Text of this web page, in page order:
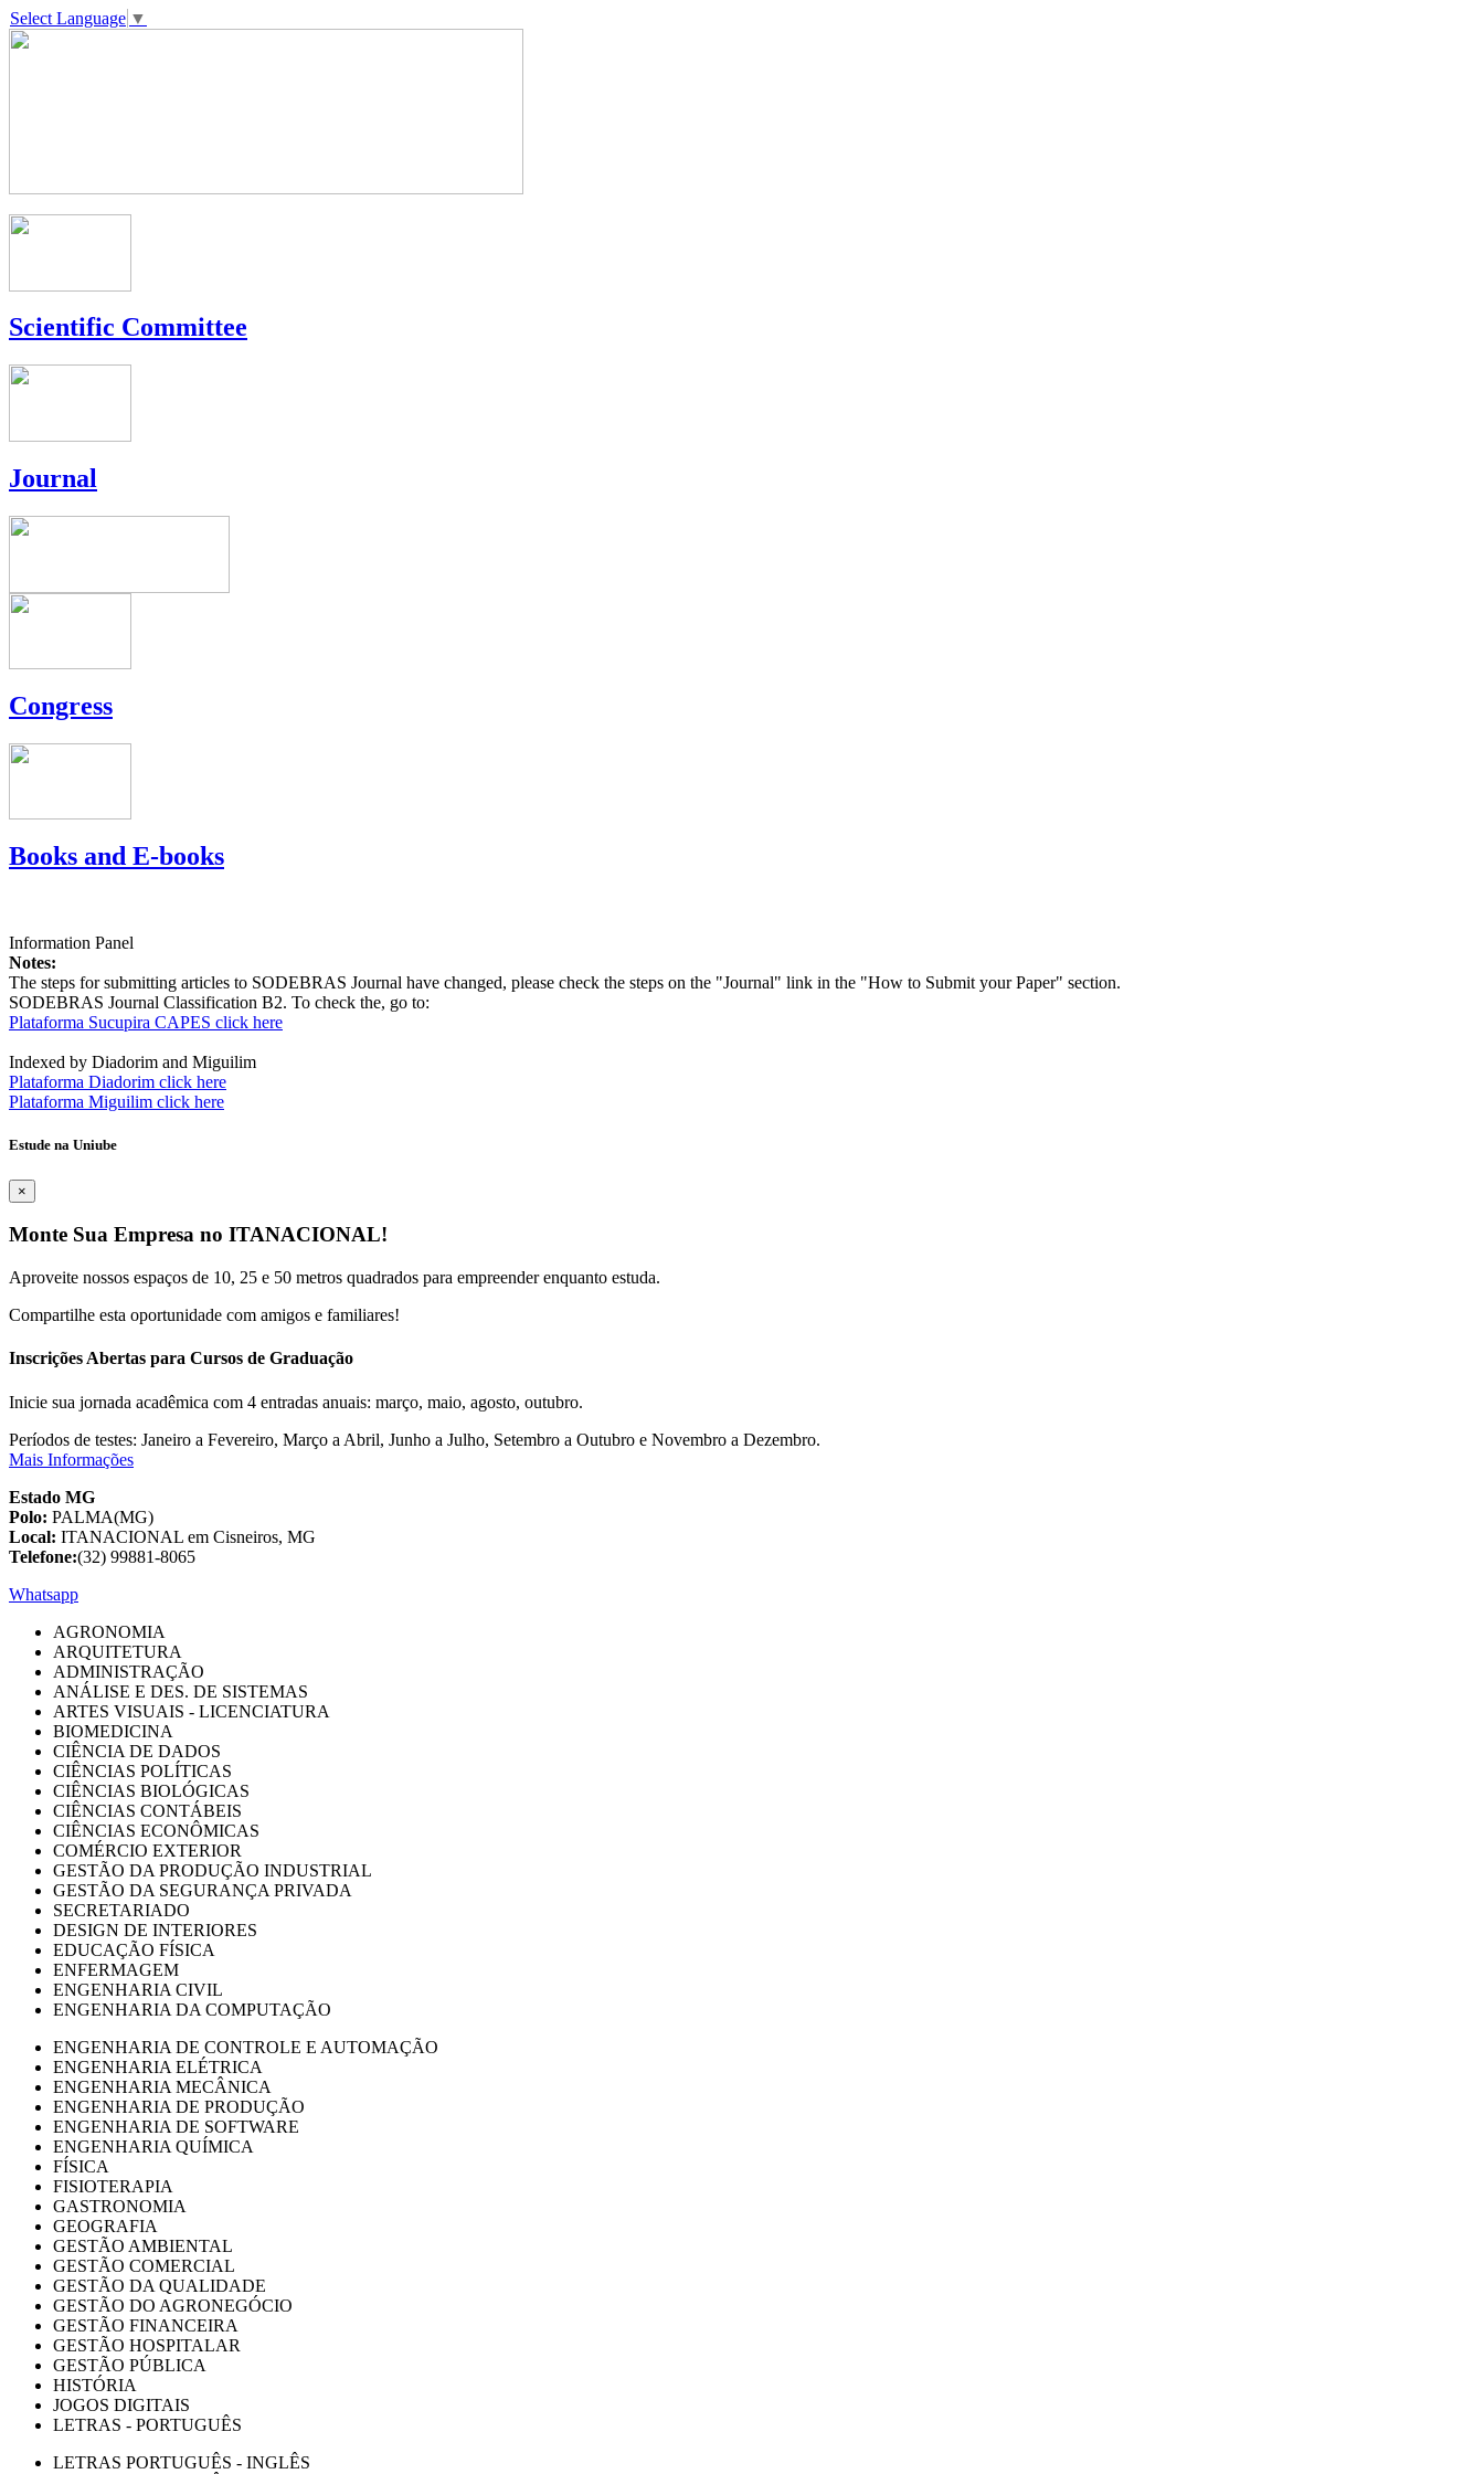
Select Language ▼
Scientific Committee
Journal
Congress
Books and E-books
Information Panel
Notes:
The steps for submitting articles to SODEBRAS Journal have changed, please check the steps on the "Journal" link in the "How to Submit your Paper" section.
SODEBRAS Journal Classification B2. To check the, go to:
Plataforma Sucupira CAPES click here
Indexed by Diadorim and Miguilim
Plataforma Diadorim click here
Plataforma Miguilim click here
Estude na Uniube
×
Monte Sua Empresa no ITANACIONAL!
Aproveite nossos espaços de 10, 25 e 50 metros quadrados para empreender enquanto estuda.
Compartilhe esta oportunidade com amigos e familiares!
Inscrições Abertas para Cursos de Graduação
Inicie sua jornada acadêmica com 4 entradas anuais: março, maio, agosto, outubro.
Períodos de testes: Janeiro a Fevereiro, Março a Abril, Junho a Julho, Setembro a Outubro e Novembro a Dezembro.
Mais Informações
Estado MG
Polo: PALMA(MG)
Local: ITANACIONAL em Cisneiros, MG
Telefone:(32) 99881-8065
Whatsapp
AGRONOMIA
ARQUITETURA
ADMINISTRAÇÃO
ANÁLISE E DES. DE SISTEMAS
ARTES VISUAIS - LICENCIATURA
BIOMEDICINA
CIÊNCIA DE DADOS
CIÊNCIAS POLÍTICAS
CIÊNCIAS BIOLÓGICAS
CIÊNCIAS CONTÁBEIS
CIÊNCIAS ECONÔMICAS
COMÉRCIO EXTERIOR
GESTÃO DA PRODUÇÃO INDUSTRIAL
GESTÃO DA SEGURANÇA PRIVADA
SECRETARIADO
DESIGN DE INTERIORES
EDUCAÇÃO FÍSICA
ENFERMAGEM
ENGENHARIA CIVIL
ENGENHARIA DA COMPUTAÇÃO
ENGENHARIA DE CONTROLE E AUTOMAÇÃO
ENGENHARIA ELÉTRICA
ENGENHARIA MECÂNICA
ENGENHARIA DE PRODUÇÃO
ENGENHARIA DE SOFTWARE
ENGENHARIA QUÍMICA
FÍSICA
FISIOTERAPIA
GASTRONOMIA
GEOGRAFIA
GESTÃO AMBIENTAL
GESTÃO COMERCIAL
GESTÃO DA QUALIDADE
GESTÃO DO AGRONEGÓCIO
GESTÃO FINANCEIRA
GESTÃO HOSPITALAR
GESTÃO PÚBLICA
HISTÓRIA
JOGOS DIGITAIS
LETRAS - PORTUGUÊS
LETRAS PORTUGUÊS - INGLÊS